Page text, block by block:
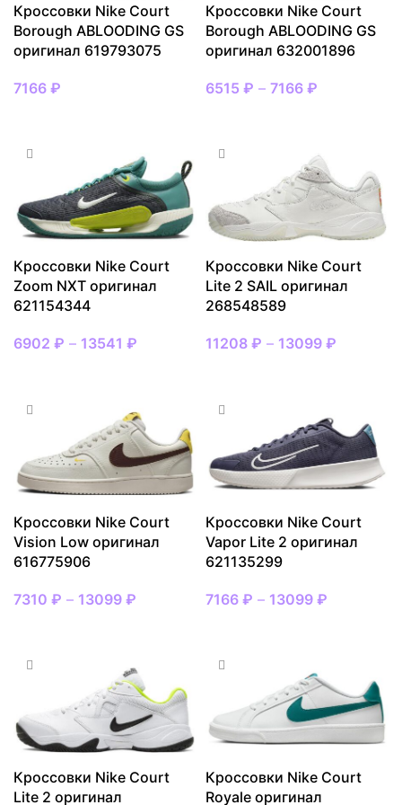
Кроссовки Nike Court
Borough ABLOODING GS
оригинал 619793075
7166 ₽
Кроссовки Nike Court
Borough ABLOODING GS
оригинал 632001896
6515 ₽ – 7166 ₽
Кроссовки Nike Court
Zoom NXT оригинал
621154344
6902 ₽ – 13541 ₽
Кроссовки Nike Court
Lite 2 SAIL оригинал
268548589
11208 ₽ – 13099 ₽
Кроссовки Nike Court
Vision Low оригинал
616775906
7310 ₽ – 13099 ₽
Кроссовки Nike Court
Vapor Lite 2 оригинал
621135299
7166 ₽ – 13099 ₽
Кроссовки Nike Court
Lite 2 оригинал
Кроссовки Nike Court
Royale оригинал